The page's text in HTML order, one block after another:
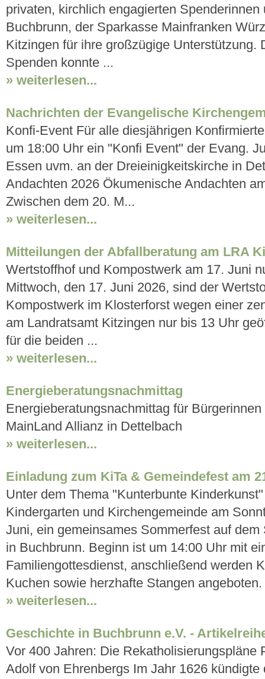
privaten, kirchlich engagierten
Buchbrunn, der Sparkasse Mainfranken
Kitzingen für ihre großzügige Unterstützung.
Spenden konnte ...
» weiterlesen...
Nachrichten der Evangelische
Konfi-Event Für alle diesjährigen
um 18:00 Uhr ein "Konfi Event" der Evang.
Essen uvm. an der Dreieinigkeitskirche in
Andachten 2026 Ökumenische Andachten
Zwischen dem 20. M...
» weiterlesen...
Mitteilungen der Abfallberatung am LRA
Wertstoffhof und Kompostwerk am 17. Juni
Mittwoch, den 17. Juni 2026, sind der
Kompostwerk im Klosterforst wegen einer
am Landratsamt Kitzingen nur bis 13 Uhr
für die beiden ...
» weiterlesen...
Energieberatungsnachmittag
Energieberatungsnachmittag für
MainLand Allianz in Dettelbach
» weiterlesen...
Einladung zum KiTa & Gemeindefest am
Unter dem Thema "Kunterbunte
Kindergarten und Kirchengemeinde am
Juni, ein gemeinsames Sommerfest auf dem
in Buchbrunn. Beginn ist um 14:00 Uhr mit
Familiengottesdienst, anschließend werden
Kuchen sowie herzhafte Stangen angeboten.
» weiterlesen...
Geschichte in Buchbrunn e.V. -
Vor 400 Jahren: Die Rekatholisierungspläne
Adolf von Ehrenbergs Im Jahr 1626 kündigte